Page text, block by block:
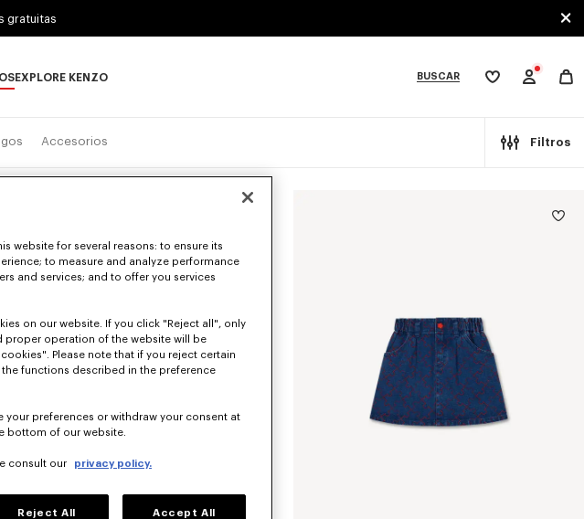
gratuitas
EXPLORE KENZO BUSCAR
Mi
Accesorios Filtros
website for several reasons: to ensure its
to measure and analyze performance
and services; and to offer you services
on our website. If you click "Reject all", only
proper operation of the website will be
Please note that if you reject certain
functions described in the preference
your preferences or withdraw your consent at
bottom of our website.
consult our privacy policy.
Reject All Accept All